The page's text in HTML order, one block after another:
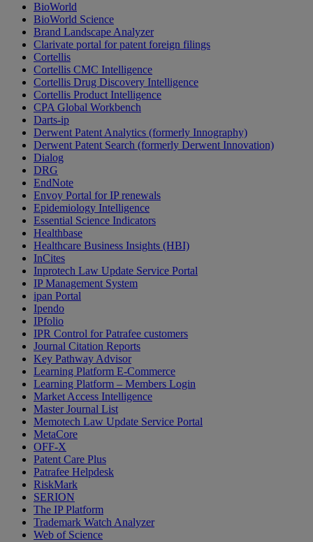
BioWorld
BioWorld Science
Brand Landscape Analyzer
Clarivate portal for patent foreign filings
Cortellis
Cortellis CMC Intelligence
Cortellis Drug Discovery Intelligence
Cortellis Product Intelligence
CPA Global Workbench
Darts-ip
Derwent Patent Analytics (formerly Innography)
Derwent Patent Search (formerly Derwent Innovation)
Dialog
DRG
EndNote
Envoy Portal for IP renewals
Epidemiology Intelligence
Essential Science Indicators
Healthbase
Healthcare Business Insights (HBI)
InCites
Inprotech Law Update Service Portal
IP Management System
ipan Portal
Ipendo
IPfolio
IPR Control for Patrafee customers
Journal Citation Reports
Key Pathway Advisor
Learning Platform E-Commerce
Learning Platform – Members Login
Market Access Intelligence
Master Journal List
Memotech Law Update Service Portal
MetaCore
OFF-X
Patent Care Plus
Patrafee Helpdesk
RiskMark
SERION
The IP Platform
Trademark Watch Analyzer
Web of Science